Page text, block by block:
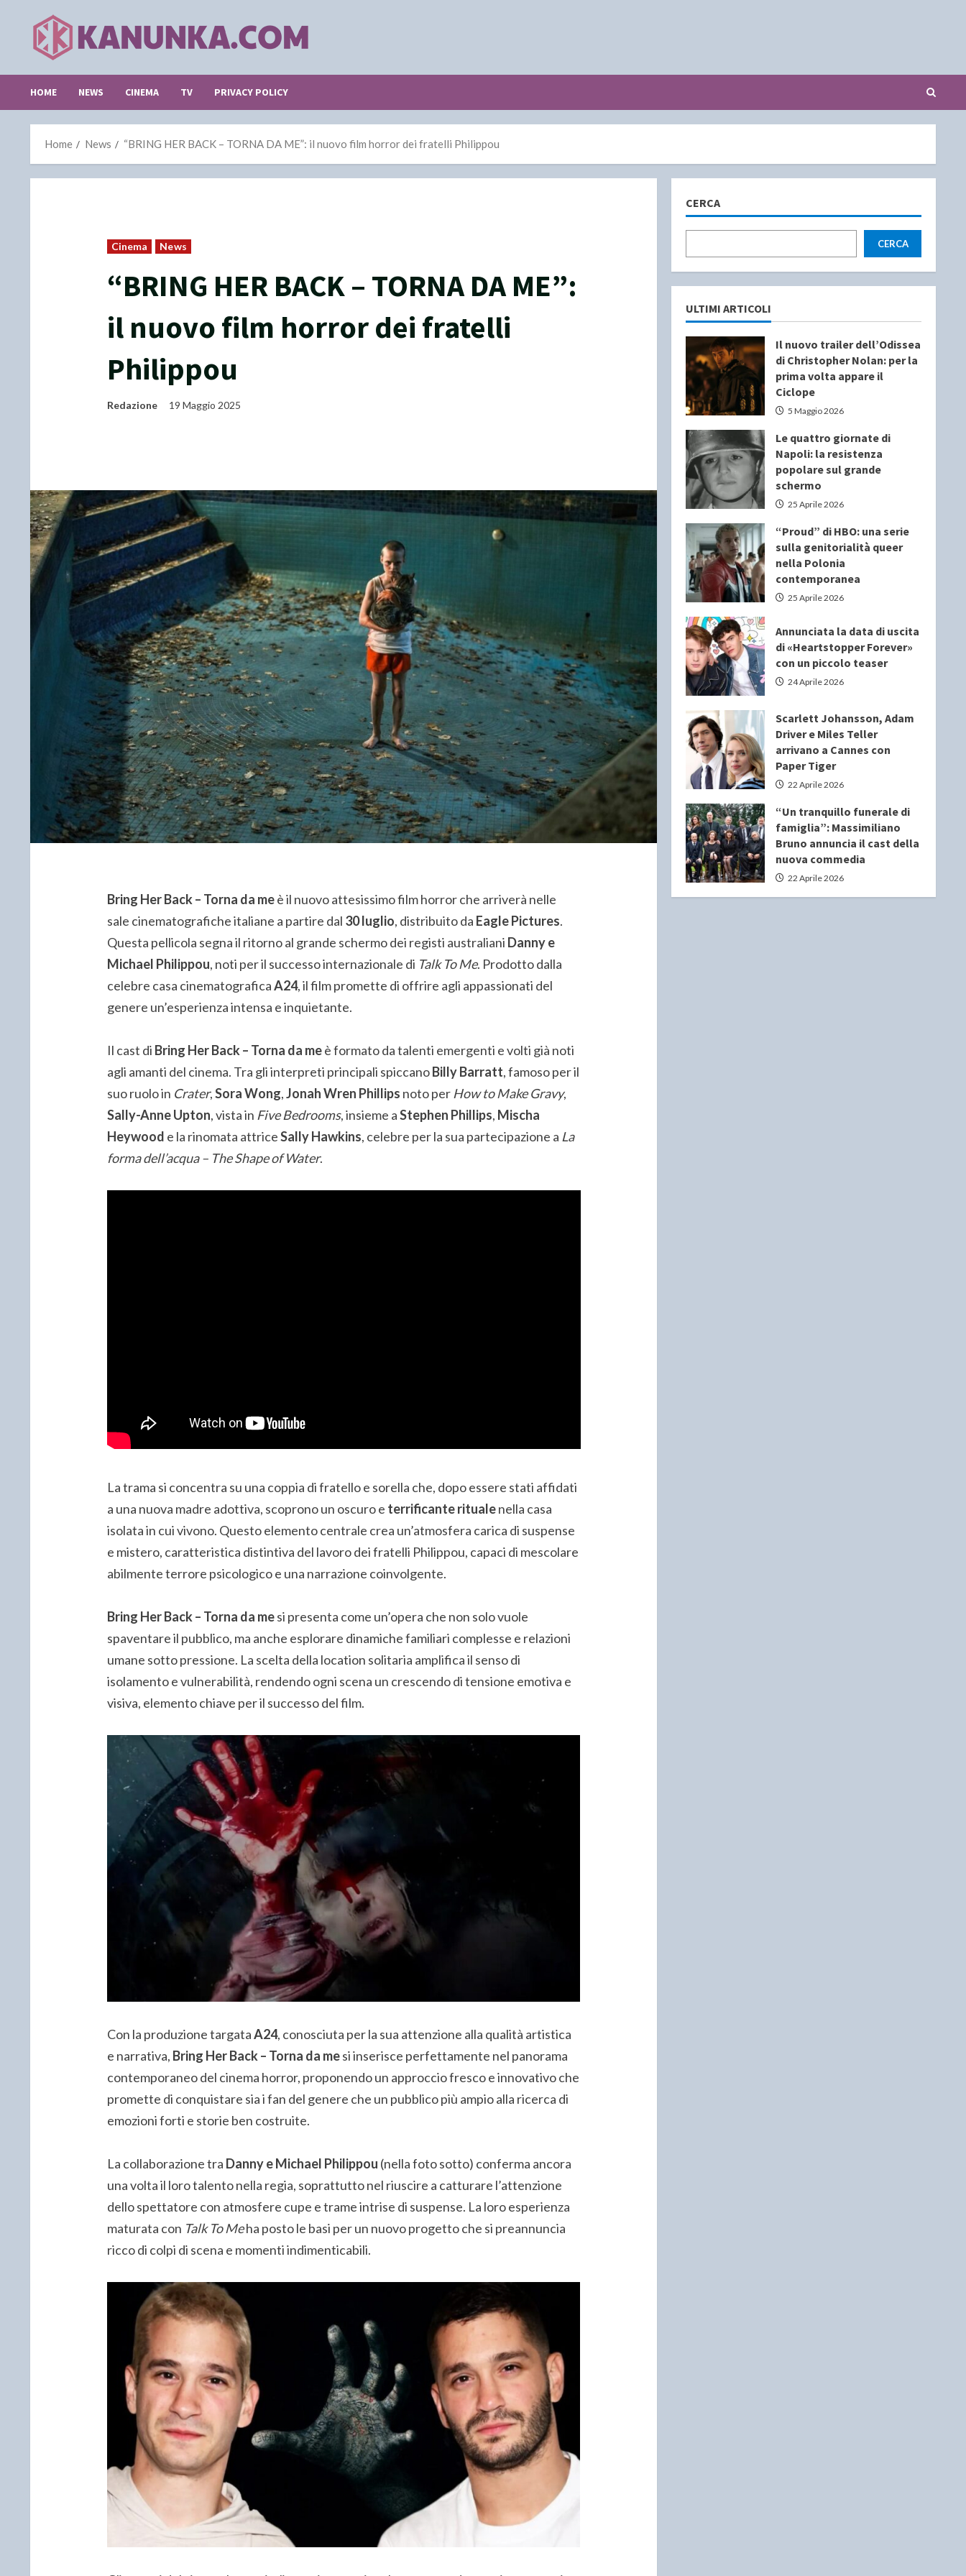
content
HOME NEWS CINEMA TV PRIVACY POLICY
Home News “BRING HER BACK – TORNA DA ME”: il nuovo film horror dei fratelli Philippou
Cinema News
“BRING HER BACK – TORNA DA ME”:
il nuovo film horror dei fratelli
Philippou
Redazione 19 Maggio 2025
Bring Her Back – Torna da meè il nuovo attesissimo film horror che arriverà nelle
sale cinematografiche italiane a partire dal 30 luglio, distribuito da Eagle Pictures.
Questa pellicola segna il ritorno al grande schermo dei registi australiani Danny e
Michael Philippou, noti per il successo internazionale di Talk To Me. Prodotto dalla
celebre casa cinematograficaA24, il film promette di offrire agli appassionati del
genere un’esperienza intensa e inquietante.
Il cast di Bring Her Back – Torna da meè formato da talenti emergenti e volti già noti
agli amanti del cinema. Tra gli interpreti principali spiccanoBilly Barratt, famoso per il
suo ruolo in Crater,Sora Wong,Jonah Wren Phillips noto per How to Make Gravy,
Sally-Anne Upton, vista in Five Bedrooms, insieme aStephen Phillips, Mischa
Heywood e la rinomata attriceSally Hawkins, celebre per la sua partecipazione a La
forma dell’acqua – The Shape of Water.
La trama si concentra su una coppia di fratello e sorella che, dopo essere stati affidati
a una nuova madre adottiva, scoprono un oscuro e terrificante ritualenella casa
isolata in cui vivono. Questo elemento centrale crea un’atmosfera carica di suspense
e mistero, caratteristica distintiva del lavoro dei fratelli Philippou, capaci di mescolare
abilmente terrore psicologico e una narrazione coinvolgente.
Bring Her Back – Torna da mesi presenta come un’opera che non solo vuole
spaventare il pubblico, ma anche esplorare dinamiche familiari complesse e relazioni
umane sotto pressione. La scelta della location solitaria amplifica il senso di
isolamento e vulnerabilità, rendendo ogni scena un crescendo di tensione emotiva e
visiva, elemento chiave per il successo del film.
Con la produzione targataA24, conosciuta per la sua attenzione alla qualità artistica
e narrativa, Bring Her Back – Torna da mesi inserisce perfettamente nel panorama
contemporaneo del cinema horror, proponendo un approccio fresco e innovativo che
promette di conquistare sia i fan del genere che un pubblico più ampio alla ricerca di
emozioni forti e storie ben costruite.
La collaborazione tra Danny e Michael Philippou (nella foto sotto) conferma ancora
una volta il loro talento nella regia, soprattutto nel riuscire a catturare l’attenzione
dello spettatore con atmosfere cupe e trame intrise di suspense. La loro esperienza
maturata con Talk To Meha posto le basi per un nuovo progetto che si preannuncia
ricco di colpi di scena e momenti indimenticabili.
CERCA
CERCA
ULTIMI ARTICOLI
Il nuovo trailer dell’Odissea
di Christopher Nolan: per la
prima volta appare il
Ciclope
5 Maggio 2026
Le quattro giornate di
Napoli: la resistenza
popolare sul grande
schermo
25 Aprile 2026
“Proud” di HBO: una serie
sulla genitorialità queer
nella Polonia
contemporanea
25 Aprile 2026
Annunciata la data di uscita
di «Heartstopper Forever»
con un piccolo teaser
24 Aprile 2026
Scarlett Johansson, Adam
Driver e Miles Teller
arrivano a Cannes con
Paper Tiger
22 Aprile 2026
“Un tranquillo funerale di
famiglia”: Massimiliano
Bruno annuncia il cast della
nuova commedia
22 Aprile 2026